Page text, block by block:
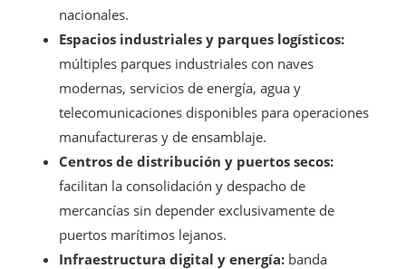
nacionales.
Espacios industriales y parques logísticos:
múltiples parques industriales con naves
modernas, servicios de energía, agua y
telecomunicaciones disponibles para operaciones
manufactureras y de ensamblaje.
Centros de distribución y puertos secos:
facilitan la consolidación y despacho de
mercancías sin depender exclusivamente de
puertos marítimos lejanos.
Infraestructura digital y energía: banda